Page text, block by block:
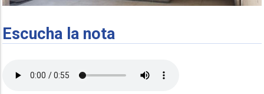
Escucha la nota